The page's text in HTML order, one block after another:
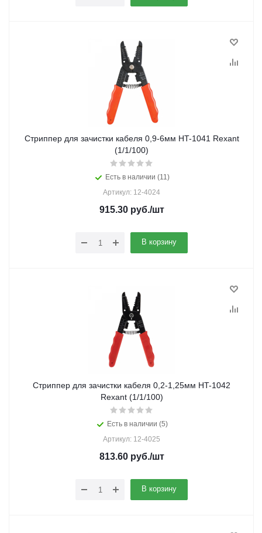
Стриппер для зачистки кабеля 0,9-6мм HT-1041 Rexant
(1/1/100)
Есть в наличии (11)
Артикул: 12-4024
915.30руб./шт
В корзину
Стриппер для зачистки кабеля 0,2-1,25мм HT-1042
Rexant (1/1/100)
Есть в наличии (5)
Артикул: 12-4025
813.60руб./шт
В корзину